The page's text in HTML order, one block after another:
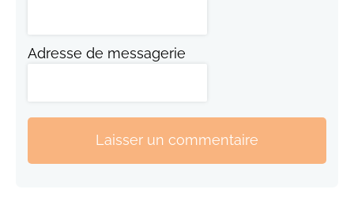
Adresse de messagerie
Laisser un commentaire